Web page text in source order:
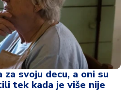
svoju decu, a oni su
tek kada je više nije